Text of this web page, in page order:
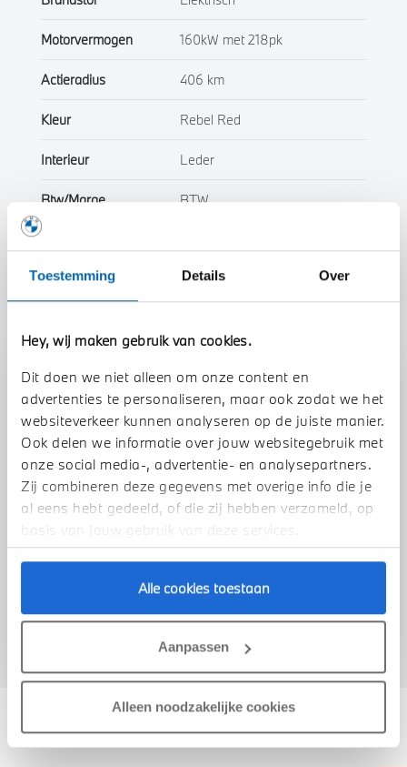
Toestemming Details Over
Hey, wij maken gebruik van cookies.
Dit doen we niet alleen om onze content en
advertenties te personaliseren, maar ook zodat we het
websiteverkeer kunnen analyseren op de juiste manier.
Ook delen we informatie over jouw websitegebruik met
onze social media-, advertentie- en analysepartners.
Zij combineren deze gegevens met overige info die je
al eens hebt gedeeld, of die zij hebben verzameld, op
basis van jouw gebruik van deze services.
Alle cookies toestaan
Aanpassen
Alleen noodzakelijke cookies
Uw auto inruilen?
Voorstel aanvragen
Motorvermogen 160kW met 218pk
Actieradius 406 km
Kleur Rebel Red
Interieur Leder
Btw/Marge BTW
Toon alle eigenschappen
Deze zijn vergelijkbaar